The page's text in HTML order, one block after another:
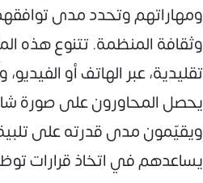
ومهاراتهم وتحدد مدى
وثقافة المنظمة. تتنوع هذه
تقليدية، عبر الهاتف أو
يحصل المحاورون على صورة
ويقيّمون مدى قدرته على
يساعدهم في اتخاذ قرارات